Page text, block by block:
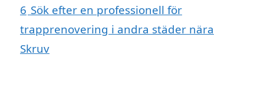
6 Sök efter en professionell för
trapprenovering i andra städer nära
Skruv